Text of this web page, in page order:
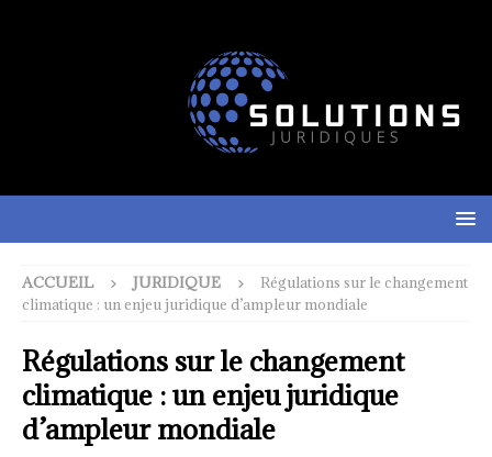
ACCUEIL JURIDIQUE
Régulations sur le changement
climatique : un enjeu juridique d’ampleur mondiale
Régulations sur le changement
climatique : un enjeu juridique
d’ampleur mondiale